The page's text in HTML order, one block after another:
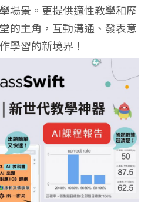
場景。更提供適性教學和歷
的主角，互動溝通、發表意
學習的新境界！